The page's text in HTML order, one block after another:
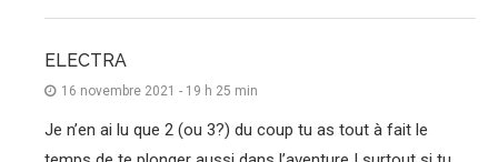
ELECTRA
16 novembre 2021 - 19 h 25 min
Je n’en ai lu que 2 (ou 3?) du coup tu as tout à fait le